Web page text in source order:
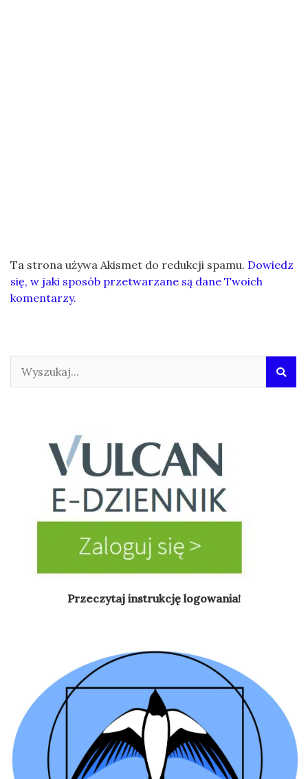
Ta strona używa Akismet do redukcji spamu. Dowiedz
się, w jaki sposób przetwarzane są dane Twoich
komentarzy.
Przeczytaj instrukcję logowania!